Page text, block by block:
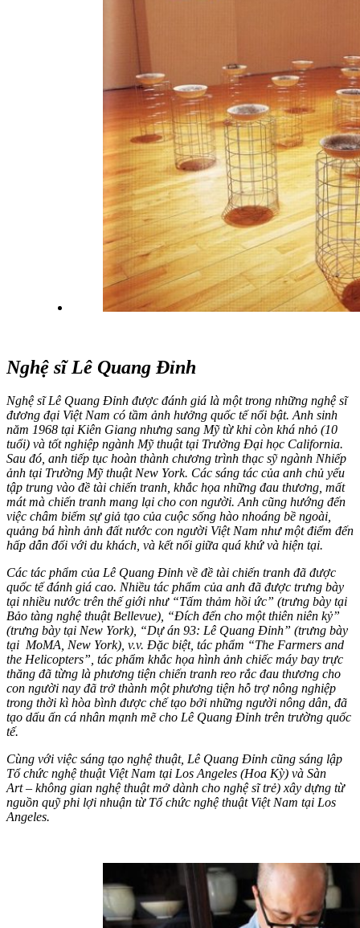
Nghệ sĩ Lê Quang Đỉnh
Nghệ sĩ Lê Quang Đỉnh được đánh giá là một trong những nghệ sĩ
đương đại Việt Nam có tầm ảnh hưởng quốc tế nổi bật. Anh sinh
năm 1968 tại Kiên Giang nhưng sang Mỹ từ khi còn khá nhỏ (10
tuổi) và tốt nghiệp ngành Mỹ thuật tại Trường Đại học California.
Sau đó, anh tiếp tục hoàn thành chương trình thạc sỹ ngành Nhiếp
ảnh tại Trường Mỹ thuật New York. Các sáng tác của anh chủ yếu
tập trung vào đề tài chiến tranh, khắc họa những đau thương, mất
mát mà chiến tranh mang lại cho con người. Anh cũng hướng đến
việc châm biếm sự giả tạo của cuộc sống hào nhoáng bề ngoài,
quảng bá hình ảnh đất nước con người Việt Nam như một điểm đến
hấp dẫn đối với du khách, và kết nối giữa quá khứ và hiện tại.
Các tác phẩm của Lê Quang Đỉnh về đề tài chiến tranh đã được
quốc tế đánh giá cao. Nhiều tác phẩm của anh đã được trưng bày
tại nhiều nước trên thế giới như “Tấm thảm hồi ức” (trưng bày tại
Bảo tàng nghệ thuật Bellevue), “Đích đến cho một thiên niên kỷ”
(trưng bày tại New York), “Dự án 93: Lê Quang Đỉnh” (trưng bày
tại MoMA, New York), v.v. Đặc biệt, tác phẩm “The Farmers and
the Helicopters”, tác phẩm khắc họa hình ảnh chiếc máy bay trực
thăng đã từng là phương tiện chiến tranh reo rắc đau thương cho
con người nay đã trở thành một phương tiện hỗ trợ nông nghiệp
trong thời kì hòa bình được chế tạo bởi những người nông dân, đã
tạo dấu ấn cá nhân mạnh mẽ cho Lê Quang Đỉnh trên trường quốc
tế.
Cùng với việc sáng tạo nghệ thuật, Lê Quang Đỉnh cũng sáng lập
Tổ chức nghệ thuật Việt Nam tại Los Angeles (Hoa Kỳ) và Sàn
Art – không gian nghệ thuật mở dành cho nghệ sĩ trẻ) xây dựng từ
nguồn quỹ phi lợi nhuận từ Tổ chức nghệ thuật Việt Nam tại Los
Angeles.